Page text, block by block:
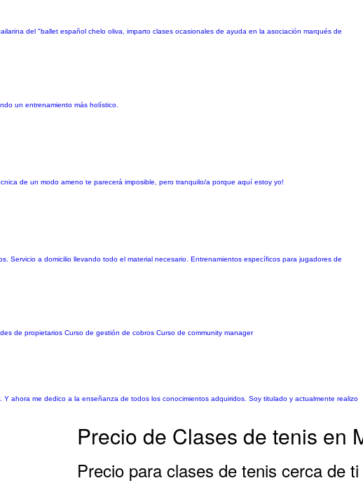
del "ballet español chelo oliva, imparto clases ocasionales de ayuda en la asociación marqués de
un entrenamiento más holístico.
de un modo ameno te parecerá imposible, pero tranquilo/a porque aquí estoy yo!
Servicio a domicilio llevando todo el material necesario. Entrenamientos específicos para jugadores de
de propietarios Curso de gestión de cobros Curso de community manager
ahora me dedico a la enseñanza de todos los conocimientos adquiridos. Soy titulado y actualmente realizo
Precio de Clases de tenis en
Precio para clases de tenis cerca de ti